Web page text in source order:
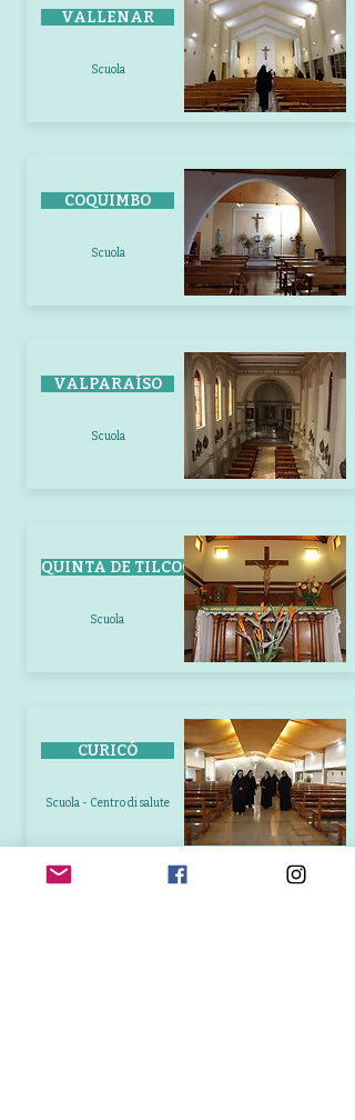
VALLENAR
Scuola
COQUIMBO
Scuola
VALPARAÍSO
Scuola
QUINTA DE TILCOCO
Scuola
CURICÓ
Scuola - Centro di salute